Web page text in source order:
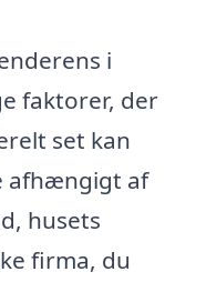
i
faktorer, der
set kan
afhængigt af
husets
firma, du